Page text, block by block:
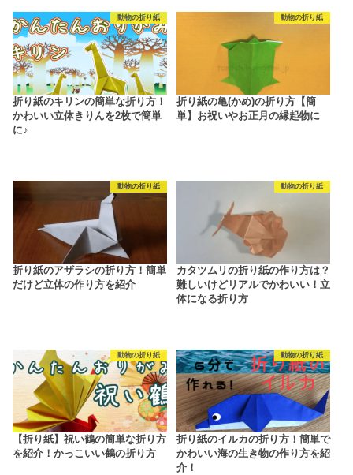
動物の折り紙
折り紙のキリンの簡単な折り方！
かわいい立体きりんを2枚で簡単
に♪
動物の折り紙
折り紙の亀(かめ)の折り方【簡
単】お祝いやお正月の縁起物に
動物の折り紙
折り紙のアザラシの折り方！簡単
だけど立体の作り方を紹介
動物の折り紙
カタツムリの折り紙の作り方は？
難しいけどリアルでかわいい！立
体になる折り方
動物の折り紙
【折り紙】祝い鶴の簡単な折り方
を紹介！かっこいい鶴の折り方
動物の折り紙
折り紙のイルカの折り方！簡単で
かわいい海の生き物の作り方を紹
介！